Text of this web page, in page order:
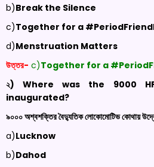
b)Break the Silence
c)Together for a
d)Menstruation Matters
উত্তর- c)Together for a
২) Where was the 9000
inaugurated?
৯০০০ অশ্বশক্তির বৈদ্যুতিক লোকোমোটিভ কোথায়
a)Lucknow
b)Dahod